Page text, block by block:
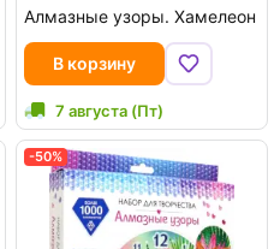
Алмазные узоры. Хамелеон
В корзину
7 августа (Пт)
-50%